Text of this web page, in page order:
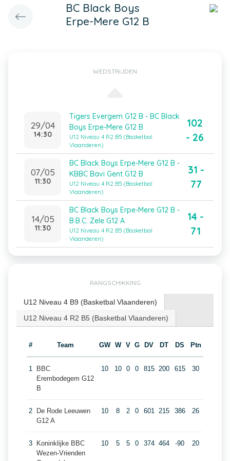
BC Black Boys
Erpe-Mere G12 B
WEDSTRIJDEN
29/04
14:30
Tigers Evergem G12 B - BC Black
Boys Erpe-Mere G12 B
U12 Niveau 4 R2 B5 (Basketbal
Vlaanderen)
102
- 26
07/05
11:30
BC Black Boys Erpe-Mere G12 B -
KBBC Bavi Gent G12 B
U12 Niveau 4 R2 B5 (Basketbal
Vlaanderen)
31 -
77
14/05
11:30
BC Black Boys Erpe-Mere G12 B -
B.B.C. Zele G12 A
U12 Niveau 4 R2 B5 (Basketbal
Vlaanderen)
14 -
71
RANGSCHIKKING
U12 Niveau 4 B9 (Basketbal Vlaanderen)
U12 Niveau 4 R2 B5 (Basketbal Vlaanderen)
# Team GW W V G DV DT DS Ptn
1
BBC
Erembodegem G12
B
10 10 0 0 815 200 615 30
2
De Rode Leeuwen
G12 A
10 8 2 0 601 215 386 26
3
Koninklijke BBC
Wezen-Vrienden
10 5 5 0 374 464 -90 20